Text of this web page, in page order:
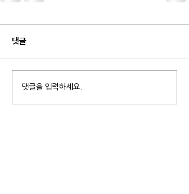
댓글
댓글을 입력하세요.